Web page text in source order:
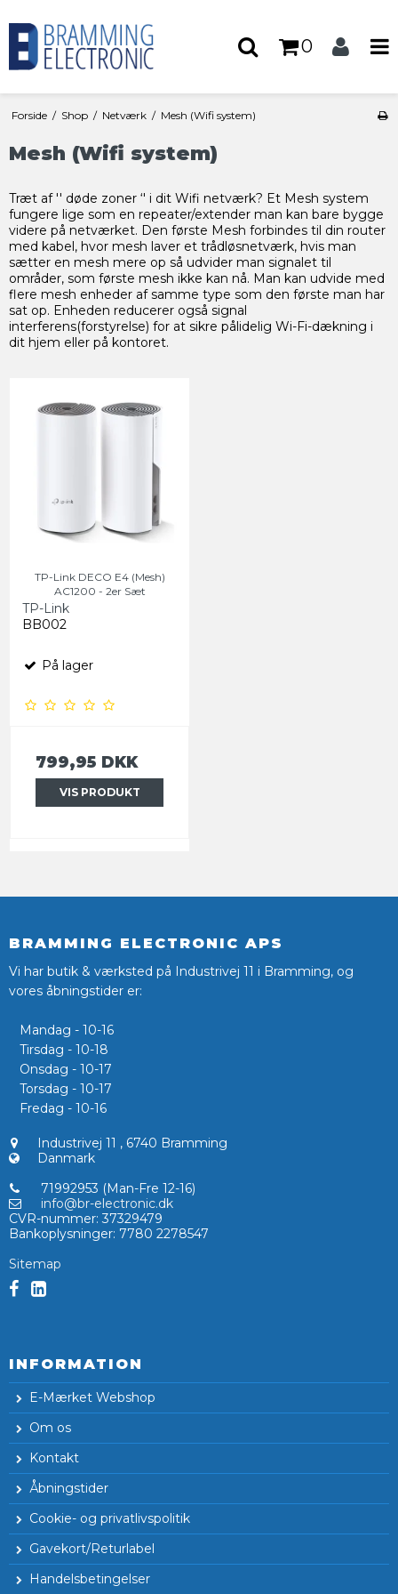
0
Forside / Shop / Netværk / Mesh (Wifi system)
Mesh (Wifi system)
Træt af '' døde zoner ‘' i dit Wifi netværk? Et Mesh system
fungere lige som en repeater/extender man kan bare bygge
videre på netværket. Den første Mesh forbindes til din router
med kabel, hvor mesh laver et trådløsnetværk, hvis man
sætter en mesh mere op så udvider man signalet til
områder, som første mesh ikke kan nå. Man kan udvide med
flere mesh enheder af samme type som den første man har
sat op. Enheden reducerer også signal
interferens(forstyrelse) for at sikre pålidelig Wi-Fi-dækning i
dit hjem eller på kontoret.
TP-Link DECO E4 (Mesh)
AC1200 - 2er Sæt
TP-Link
BB002
På lager
799,95 DKK
VIS PRODUKT
BRAMMING ELECTRONIC APS
Vi har butik & værksted på Industrivej 11 i Bramming, og
vores åbningstider er:
Mandag - 10-16
Tirsdag - 10-18
Onsdag - 10-17
Torsdag - 10-17
Fredag - 10-16
Industrivej 11 , 6740 Bramming
Danmark
71992953 (Man-Fre 12-16)
info@br-electronic.dk
CVR-nummer: 37329479
Bankoplysninger: 7780 2278547
Sitemap
INFORMATION
E-Mærket Webshop
Om os
Kontakt
Åbningstider
Cookie- og privatlivspolitik
Gavekort/Returlabel
Handelsbetingelser